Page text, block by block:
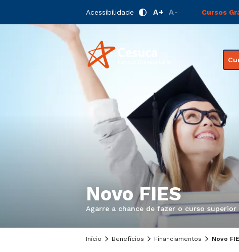
Acessibilidade A+ A- Cursos
Novo FIES
Agarre a chance de fazer o curso superior
Início Benefícios Financiamentos Novo